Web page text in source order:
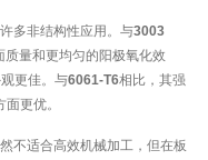
多非结构性应用。与3003
量和更均匀的阳极氧化效
更佳。与6061-T6相比，其强
更优。
不适合高效机械加工，但在板